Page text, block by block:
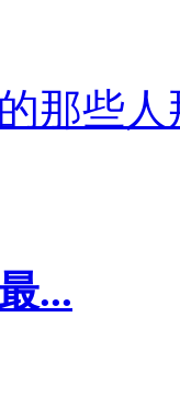
那些
...